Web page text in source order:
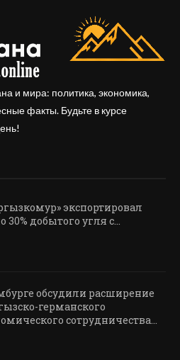
и мира: политика, экономика,
факты. Будьте в курсе
экспортировал
30% добытого угля с...
обсудили расширение
германского
сотрудничества...